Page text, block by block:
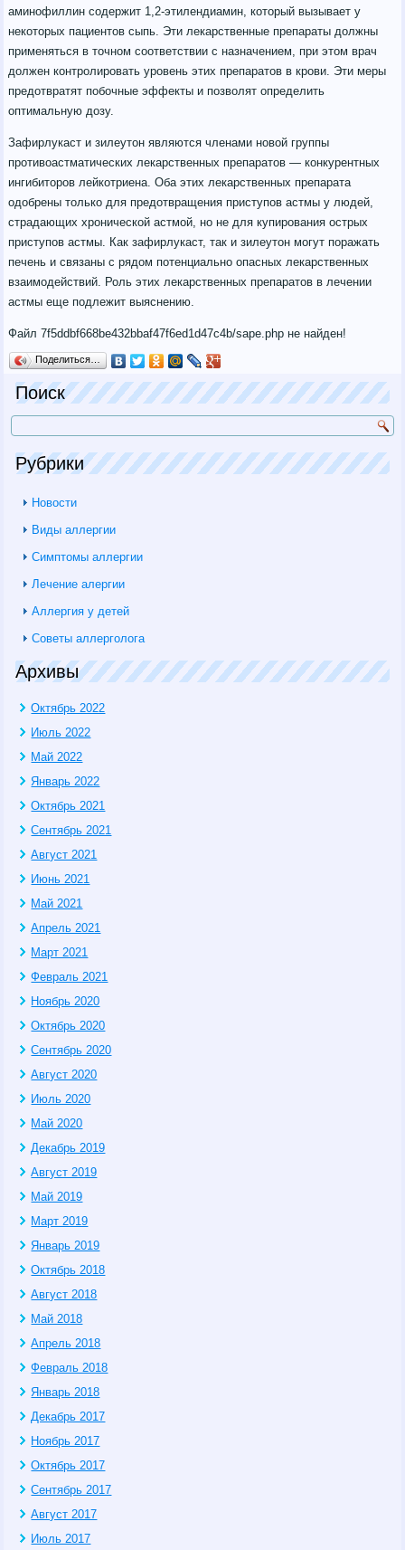
аминофиллин содержит 1,2-этилендиамин, который вызывает у
некоторых пациентов сыпь. Эти лекарственные препараты должны
применяться в точном соответствии с назначением, при этом врач
должен контролировать уровень этих препаратов в крови. Эти меры
предотвратят побочные эффекты и позволят определить
оптимальную дозу.
Зафирлукаст и зилеутон являются членами новой группы
противоастматических лекарственных препаратов — конкурентных
ингибиторов лейкотриена. Оба этих лекарственных препарата
одобрены только для предотвращения приступов астмы у людей,
страдающих хронической астмой, но не для купирования острых
приступов астмы. Как зафирлукаст, так и зилеутон могут поражать
печень и связаны с рядом потенциально опасных лекарственных
взаимодействий. Роль этих лекарственных препаратов в лечении
астмы еще подлежит выяснению.
Файл 7f5ddbf668be432bbaf47f6ed1d47c4b/sape.php не найден!
Поделиться…
Поиск
Рубрики
Новости
Виды аллергии
Симптомы аллергии
Лечение алергии
Аллергия у детей
Советы аллерголога
Архивы
Октябрь 2022
Июль 2022
Май 2022
Январь 2022
Октябрь 2021
Сентябрь 2021
Август 2021
Июнь 2021
Май 2021
Апрель 2021
Март 2021
Февраль 2021
Ноябрь 2020
Октябрь 2020
Сентябрь 2020
Август 2020
Июль 2020
Май 2020
Декабрь 2019
Август 2019
Май 2019
Март 2019
Январь 2019
Октябрь 2018
Август 2018
Май 2018
Апрель 2018
Февраль 2018
Январь 2018
Декабрь 2017
Ноябрь 2017
Октябрь 2017
Сентябрь 2017
Август 2017
Июль 2017